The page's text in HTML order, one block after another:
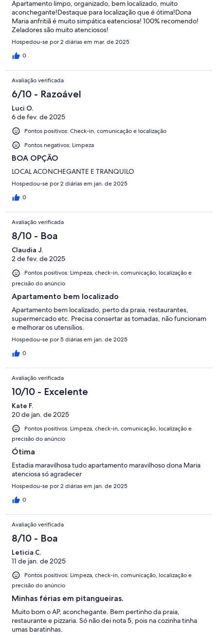
Apartamento limpo, organizado, bem localizado, muito
aconchegante!Destaque para localização que é ótima!Dona
Maria anfritiã é muito simpática eatenciosa! 100% recomendo!
Zeladores são muito atenciosos!
Hospedou-se por 2 diárias em mar. de 2025
0
Avaliação verificada
6/10 - Razoável
Luci O.
6 de fev. de 2025
Pontos positivos: Check-in, comunicação e localização
Pontos negativos: Limpeza
BOA OPÇÃO
LOCAL ACONCHEGANTE E TRANQUILO
Hospedou-se por 2 diárias em jan. de 2025
0
Avaliação verificada
8/10 - Boa
Claudia J.
2 de fev. de 2025
Pontos positivos: Limpeza, check-in, comunicação, localização e
precisão do anúncio
Apartamento bem localizado
Apartamento bem localizado, perto da praia, restaurantes,
supermercado etc. Precisa consertar as tomadas, não funcionam
e melhorar os utensílios.
Hospedou-se por 5 diárias em jan. de 2025
0
Avaliação verificada
10/10 - Excelente
Kate F.
20 de jan. de 2025
Pontos positivos: Limpeza, check-in, comunicação, localização e
precisão do anúncio
Ótima
Estadia maravilhosa tudo apartamento maravilhoso dona Maria
atenciosa só agradecer
Hospedou-se por 2 diárias em jan. de 2025
0
Avaliação verificada
8/10 - Boa
Leticia C.
11 de jan. de 2025
Pontos positivos: Limpeza, check-in, comunicação, localização e
precisão do anúncio
Minhas férias em pitangueiras.
Muito bom o AP, aconchegante. Bem pertinho da praia,
restaurante e pizzaria. Só não dei nota 5, pois na cozinha tinha
umas baratinhas.